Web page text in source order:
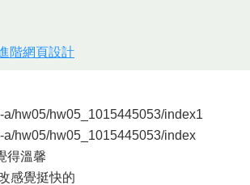
階網頁設計
hw05/hw05_1015445053/index1
hw05/hw05_1015445053/index
得溫馨
感覺挺快的